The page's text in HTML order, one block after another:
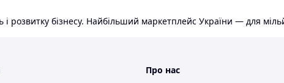
розвитку бізнесу. Найбільший маркетплейс України — для
Про нас